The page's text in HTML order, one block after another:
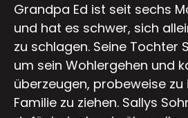
Grandpa Ed ist seit sechs
und hat es schwer, sich
zu schlagen. Seine Tochter
um sein Wohlergehen und
überzeugen, probeweise zu
Familie zu ziehen. Sallys